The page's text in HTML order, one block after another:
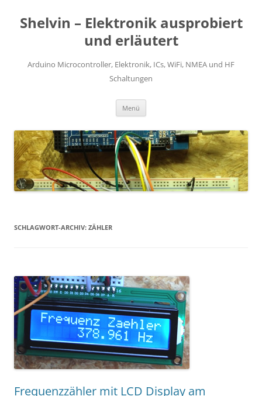
springen
Shelvin – Elektronik ausprobiert
und erläutert
Arduino Microcontroller, Elektronik, ICs, WiFi, NMEA und HF
Schaltungen
Menü
SCHLAGWORT-ARCHIV: ZÄHLER
Frequenzzähler mit LCD Display am